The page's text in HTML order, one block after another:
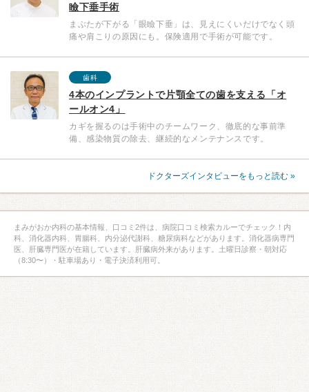
瞼下垂手術
まぶたが下がる「眼瞼下垂」は、見えにくいだけでなく頭
痛や肩こりの原因にも。保険適用で手術が可能です。
歯科
4本のインプラントで片顎全ての歯を支える「オ
ールオン4」
カギを握るのは手術中のチームワーク、徹底的な事前準
備、感染物質の除去、継続的なメンテナンスです。
ドクターズインタビューをもっと読む »
まみがおか内科の基本情報、口コミ2件は、病院口コミ検索カルーでチェック！内
科、消化器内科、胃腸科、内分泌代謝科、糖尿病科などがあります。消化器病専門
医、肝臓専門医が在籍しています。肝臓病外来があります。土曜日診察・朝対応
（8:30〜）・駐車場あり・電子決済利用可。